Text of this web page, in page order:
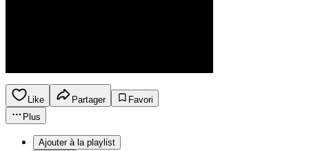
Like Partager
Favori
Plus
Ajouter à la playlist